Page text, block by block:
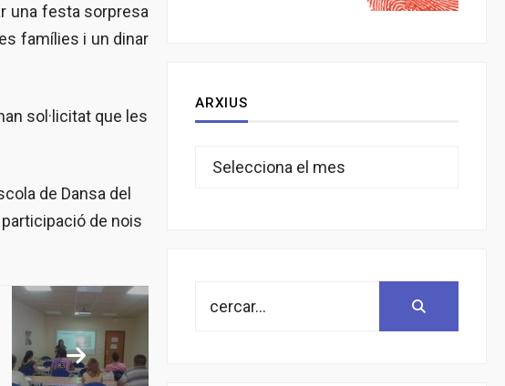
una festa sorpresa
famílies i un dinar
sol·licitat que les
de Dansa del
de nois
ARXIUS